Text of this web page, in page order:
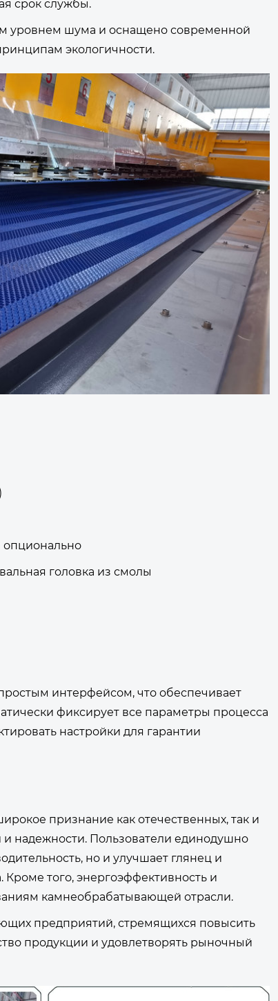
срок службы.
уровнем шума и оснащено современной
экологичности.
опционально
головка из смолы
интерфейсом, что обеспечивает
фиксирует все параметры процесса
настройки для гарантии
признание как отечественных, так и
надежности. Пользователи единодушно
но и улучшает глянец и
того, энергоэффективность и
камнеобрабатывающей отрасли.
предприятий, стремящихся повысить
продукции и удовлетворять рыночный